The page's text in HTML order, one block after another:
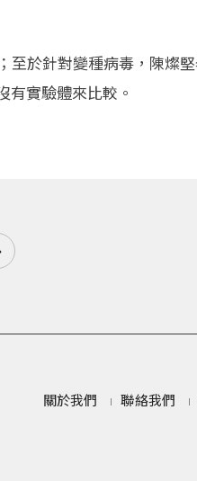
至於針對變種病毒，陳燦
實驗體來比較。
關於我們 聯絡我們